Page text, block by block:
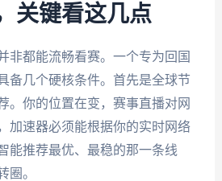
关键看这几点
非都能流畅看赛。一个专为回国
备几个硬核条件。首先是全球节
。你的位置在变，赛事直播对网
加速器必须能根据你的实时网络
能推荐最优、最稳的那一条线
圈。